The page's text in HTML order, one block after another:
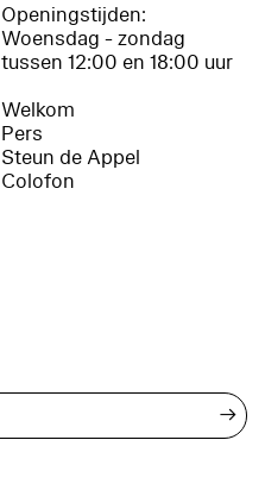
Openingstijden:
Woensdag - zondag
tussen 12:00 en 18:00 uur
Welkom
Pers
Steun de Appel
Colofon
→